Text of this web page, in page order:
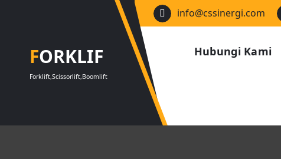
FORKLIF
Forklift,Scissorlift,Boomlift
info@cssinergi.com
Hubungi Kami